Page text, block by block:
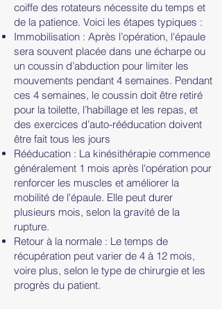
coiffe des rotateurs nécessite du temps et
de la patience. Voici les étapes typiques :
Immobilisation : Après l’opération, l'épaule
sera souvent placée dans une écharpe ou
un coussin d’abduction pour limiter les
mouvements pendant 4 semaines. Pendant
ces 4 semaines, le coussin doit être retiré
pour la toilette, l’habillage et les repas, et
des exercices d’auto-rééducation doivent
être fait tous les jours
Rééducation : La kinésithérapie commence
généralement 1 mois après l'opération pour
renforcer les muscles et améliorer la
mobilité de l'épaule. Elle peut durer
plusieurs mois, selon la gravité de la
rupture.
Retour à la normale : Le temps de
récupération peut varier de 4 à 12 mois,
voire plus, selon le type de chirurgie et les
progrès du patient.